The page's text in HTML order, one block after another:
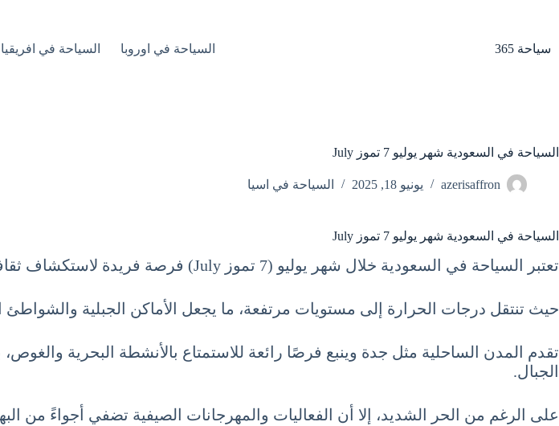
سياحة 365 السياحة في اوروبا السياحة في افريقيا
السياحة في السعودية شهر يوليو 7 تموز July
azerisaffron يونيو 18, 2025 السياحة في اسيا
السياحة في السعودية شهر يوليو 7 تموز July
تعتبر السياحة في السعودية خلال شهر يوليو (7 تموز July) فرصة فريدة لاستكشاف ثقافة غنية وطبيعة متنوعة.
حيث تنتقل درجات الحرارة إلى مستويات مرتفعة، ما يجعل الأماكن الجبلية والشواطئ
تقدم المدن الساحلية مثل جدة وينبع فرصًا رائعة للاستمتاع بالأنشطة البحرية
الجبال.
على الرغم من الحر الشديد، إلا أن الفعاليات والمهرجانات الصيفية تضفي أجواءً من